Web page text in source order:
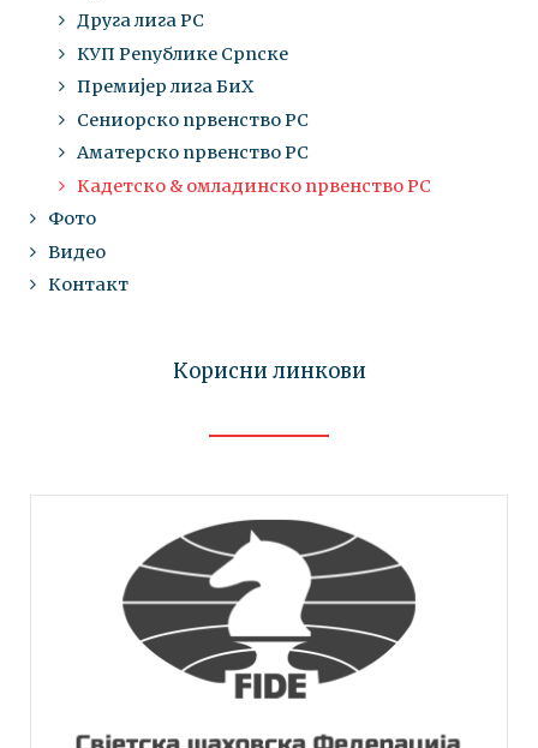
Друга лига РС
КУП Републике Српске
Премијер лига БиХ
Сениорско првенство РС
Аматерско првенство РС
Кадетско & омладинско првенство РС
Фото
Видео
Контакт
Корисни линкови